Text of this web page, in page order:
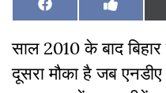
Share
on
Facebook Share
on
Like
on
साल 2010 के बाद
दूसरा मौका है जब